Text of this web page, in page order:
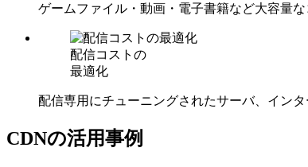
ゲームファイル・動画・電子書籍など大容量
配信コストの
最適化
配信専用にチューニングされたサーバ、イン
CDNの活用事例